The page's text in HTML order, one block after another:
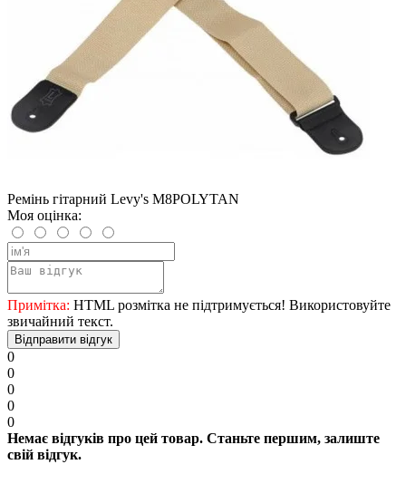
Ремінь гітарний Levy's M8POLYTAN
Моя оцінка:
Примітка: HTML розмітка не підтримується! Використовуйте
звичайний текст.
Відправити відгук
0
0
0
0
0
Немає відгуків про цей товар. Станьте першим, залиште
свій відгук.